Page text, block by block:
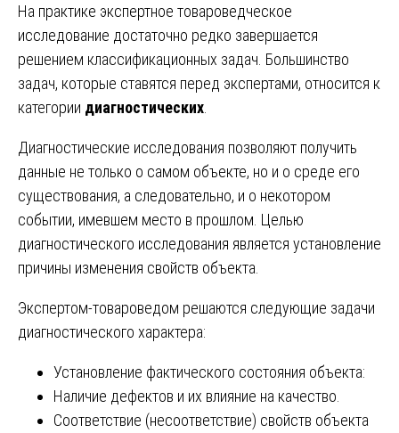
На практике экспертное товароведческое
исследование достаточно редко завершается
решением классификационных задач. Большинство
задач, которые ставятся перед экспертами, относится к
категории диагностических
Диагностические исследования позволяют получить
данные не только о самом объекте, но и о среде его
существования, а следовательно, и о некотором
событии, имевшем место в прошлом. Целью
диагностического исследования является установление
причины изменения свойств объекта.
Экспертом-товароведом решаются следующие задачи
диагностического характера:
Установление фактического состояния объекта:
Наличие дефектов и их влияние на качество.
Соответствие (несоответствие) свойств объекта